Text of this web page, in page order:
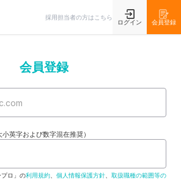
採用担当者の方はこちら
ログイン 会員登録
会員登録
英字および数字混在推奨）
ロ」の利用規約 個人情報保護方針
取扱職種の範囲等の